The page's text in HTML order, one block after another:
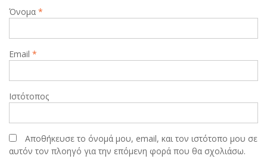
Όνομα *
Email *
Ιστότοπος
Αποθήκευσε το όνομά μου, email, και τον ιστότοπο μου σε
αυτόν τον πλοηγό για την επόμενη φορά που θα σχολιάσω.